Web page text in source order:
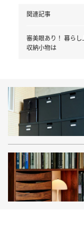
関連記事
審美眼あり！ 暮ら
収納小物は